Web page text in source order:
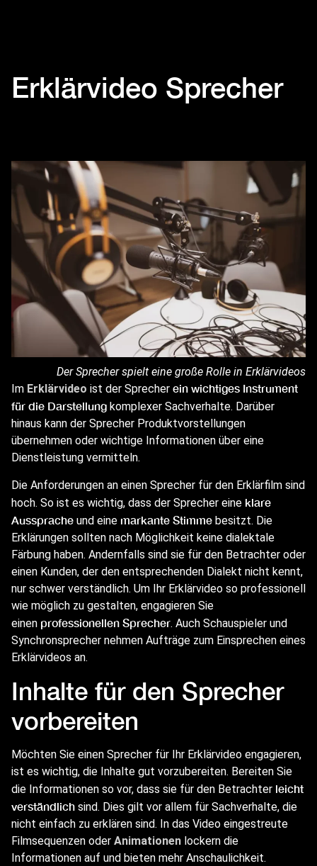
Erklärvideo Sprecher
Der Sprecher spielt eine große Rolle in Erklärvideos
Im Erklärvideo ist der Sprecher ein wichtiges Instrument
für die Darstellung komplexer Sachverhalte. Darüber
hinaus kann der Sprecher Produktvorstellungen
übernehmen oder wichtige Informationen über eine
Dienstleistung vermitteln.
Die Anforderungen an einen Sprecher für den Erklärfilm sind
hoch. So ist es wichtig, dass der Sprecher eine klare
Aussprache und eine markante Stimme besitzt. Die
Erklärungen sollten nach Möglichkeit keine dialektale
Färbung haben. Andernfalls sind sie für den Betrachter oder
einen Kunden, der den entsprechenden Dialekt nicht kennt,
nur schwer verständlich. Um Ihr Erklärvideo so professionell
wie möglich zu gestalten, engagieren Sie
einen professionellen Sprecher. Auch Schauspieler und
Synchronsprecher nehmen Aufträge zum Einsprechen eines
Erklärvideos an.
Inhalte für den Sprecher
vorbereiten
Möchten Sie einen Sprecher für Ihr Erklärvideo engagieren,
ist es wichtig, die Inhalte gut vorzubereiten. Bereiten Sie
die Informationen so vor, dass sie für den Betrachter leicht
verständlich sind. Dies gilt vor allem für Sachverhalte, die
nicht einfach zu erklären sind. In das Video eingestreute
Filmsequenzen oder Animationen lockern die
Informationen auf und bieten mehr Anschaulichkeit.